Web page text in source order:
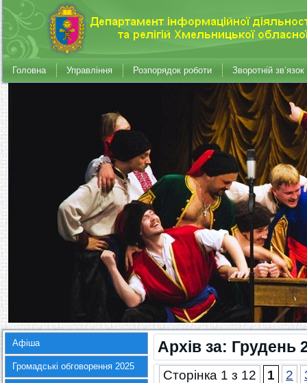
Головна Управління Розпорядок роботи Зворотній зв’язок
Афіша
Громадські обговорення 2025
Архів за: Грудень
Сторінка 1 з 12 1 2